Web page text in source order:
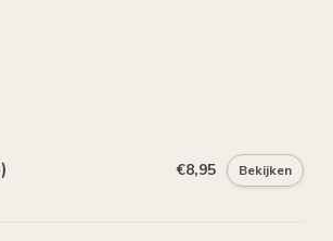
€8,95 Bekijken